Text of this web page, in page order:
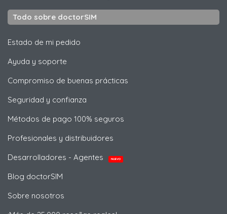
Todo sobre doctorSIM
Estado de mi pedido
Ayuda y soporte
Compromiso de buenas prácticas
Seguridad y confianza
Métodos de pago 100% seguros
Profesionales y distribuidores
Desarrolladores - Agentes
NUEVO
Blog doctorSIM
Sobre nosotros